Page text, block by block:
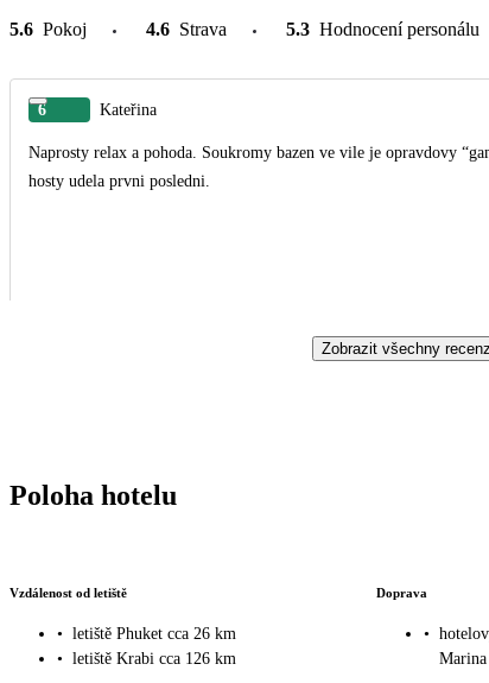
5.6 Pokoj 4.6 Strava 5.3 Hodnocení personálu
6 Kateřina
Naprosty relax a pohoda. Soukromy bazen ve vile je opravdovy
hosty udela prvni posledni.
Zobrazit všechny
Poloha hotelu
Vzdálenost od letiště
• letiště Phuket cca 26 km
• letiště Krabi cca 126 km
Doprava
•